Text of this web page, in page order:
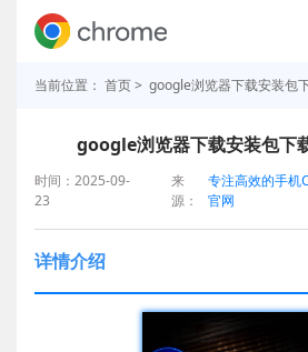
当前位置： 首页> google浏览器下载安装包
google浏览器下载安装包下
时间：2025-09-
23
来
源：
专注高效的手机
官网
详情介绍